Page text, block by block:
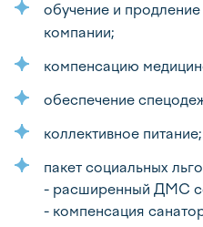
обучение и продление
компании;
компенсацию
обеспечение
коллективное питание;
пакет социальных
- расширенный ДМС
- компенсация